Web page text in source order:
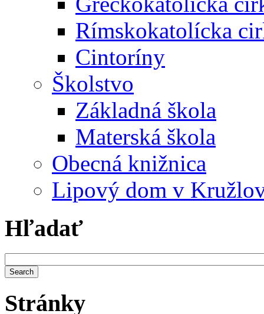
Rímskokatolícka
Cintoríny
Školstvo
Základná škola
Materská škola
Obecná knižnica
Lipový dom v
Hľadať
Stránky